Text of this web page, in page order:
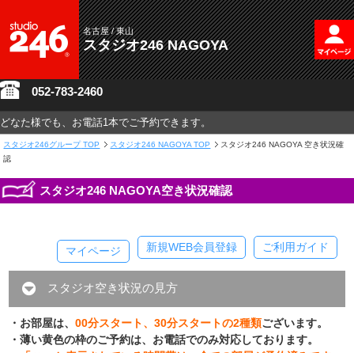
名古屋 / 東山
スタジオ246 NAGOYA
052-783-2460
どなた様でも、お電話1本でご予約できます。
スタジオ246グループ TOP スタジオ246 NAGOYA TOP
スタジオ246 NAGOYA 空き状況確
認
スタジオ246 NAGOYA空き状況確認
ご利用ガイド
新規WEB会員登録
マイページ
スタジオ空き状況の見方
・お部屋は、00分スタート、30分スタートの2種類ございます。
・薄い黄色の枠のご予約は、お電話でのみ対応しております。